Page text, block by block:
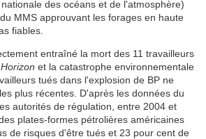
des océans et de l'atmosphère)
MMS approuvant les forages en haute
fiables.
entraîné la mort des 11 travailleurs
et la catastrophe environnementale
tués dans l'explosion de BP ne
plus récentes. D'après les données du
autorités de régulation, entre 2004 et
plates-formes pétrolières américaines
de risques d'être tués et 23 pour cent de